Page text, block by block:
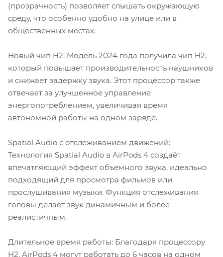
(прозрачность) позволяет слышать окружающую
среду, что особенно удобно на улице или в
общественных местах.
Новый чип H2: Модель 2024 года получила чип H2,
который повышает производительность наушников
и снижает задержку звука. Этот процессор также
отвечает за улучшенное управление
энергопотреблением, увеличивая время
автономной работы на одном заряде.
Spatial Audio с отслеживанием движений:
Технология Spatial Audio в AirPods 4 создаёт
впечатляющий эффект объемного звука, идеально
подходящий для просмотра фильмов или
прослушивания музыки. Функция отслеживания
головы делает звук динамичным и более
реалистичным.
Длительное время работы: Благодаря процессору
H2, AirPods 4 могут работать до 6 часов на одном